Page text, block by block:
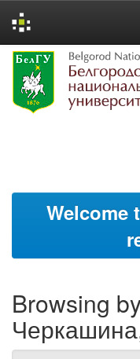
Skip
navigation
Welcome
Browsing